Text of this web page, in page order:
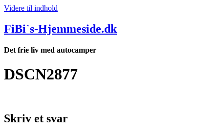
Videre til indhold
FiBi`s-Hjemmeside.dk
Det frie liv med autocamper
DSCN2877
Skriv et svar